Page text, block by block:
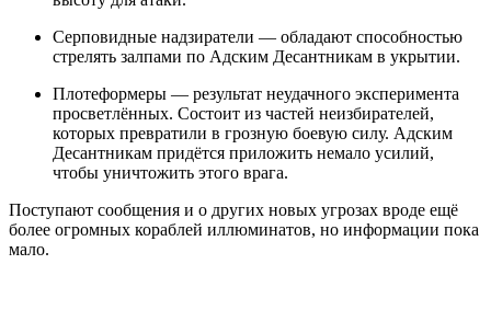
Серповидные надзиратели — обладают способностью
стрелять залпами по Адским Десантникам в укрытии.
Плотеформеры — результат неудачного эксперимента
просветлённых. Состоит из частей неизбирателей,
которых превратили в грозную боевую силу. Адским
Десантникам придётся приложить немало усилий,
чтобы уничтожить этого врага.
Поступают сообщения и о других новых угрозах вроде ещё
более огромных кораблей иллюминатов, но информации пока
мало.